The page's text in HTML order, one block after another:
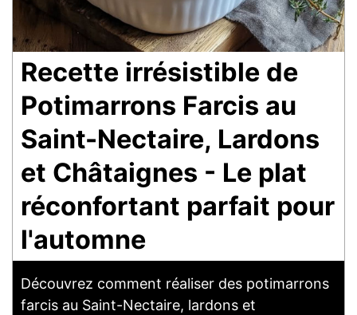
Recette irrésistible de
Potimarrons Farcis au
Saint-Nectaire, Lardons
et Châtaignes - Le plat
réconfortant parfait pour
l'automne
Découvrez comment réaliser des potimarrons
farcis au Saint-Nectaire, lardons et